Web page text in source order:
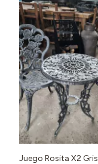
Juego Rosita X2 Gris